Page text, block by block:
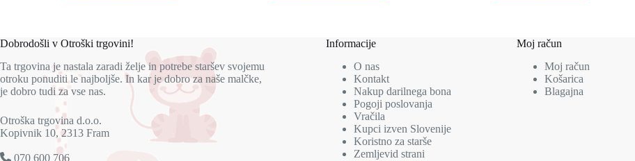
Dobrodošli v Otroški trgovini!
Ta trgovina je nastala zaradi želje in potrebe staršev svojemu
otroku ponuditi le najboljše. In kar je dobro za naše malčke,
je dobro tudi za vse nas.
Otroška trgovina d.o.o.
Kopivnik 10, 2313 Fram
070 600 706
Informacije
O nas
Kontakt
Nakup darilnega bona
Pogoji poslovanja
Vračila
Kupci izven Slovenije
Koristno za starše
Zemljevid strani
Moj račun
Moj račun
Košarica
Blagajna